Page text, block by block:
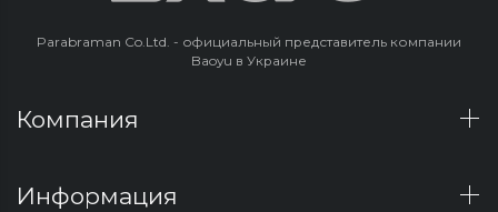
Parabraman Co.Ltd. - официальный представитель компании
Baoyu в Украине
Компания
Информация